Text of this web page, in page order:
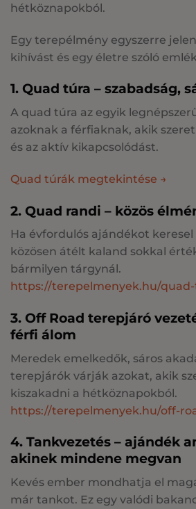
hétköznapokból.
Egy terepélmény egyszerre
kihívást és egy életre szóló
1. Quad túra – szabadság,
A quad túra az egyik
azoknak a férfiaknak, akik
és az aktív kikapcsolódást.
Quad túrák megtekintése →
2. Quad randi – közös
Ha évfordulós ajándékot
közösen átélt kaland sokkal
bármilyen tárgynál.
https://terepelmenyek.hu/
3. Off Road terepjáró
férfi álom
Meredek emelkedők, sáros
terepjárók várják azokat, akik
kiszakadni a hétköznapokból.
https://terepelmenyek.hu/off-
4. Tankvezetés – ajándék
akinek mindene megvan
Kevés ember mondhatja el
már tankot. Ez egy valódi